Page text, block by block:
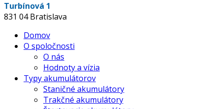
Turbínová 1
831 04 Bratislava
Domov
O spoločnosti
O nás
Hodnoty a vízia
Typy akumulátorov
Staničné akumulátory
Trakčné akumulátory